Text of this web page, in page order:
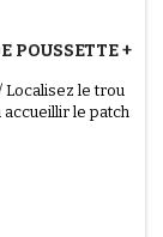
(2 avis)
POUSSETTE +
Localisez le trou
le patch
et séchez la
du trou. 5/
brille plus. 6/